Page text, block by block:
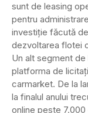
sunt de leasing
pentru
investiţie făcută
dezvoltarea flotei
Un alt segment
platforma de
carmarket. De la
la finalul anului
online peste